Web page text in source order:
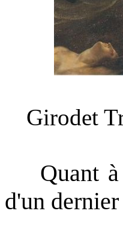
Girodet
Quant à
d'un